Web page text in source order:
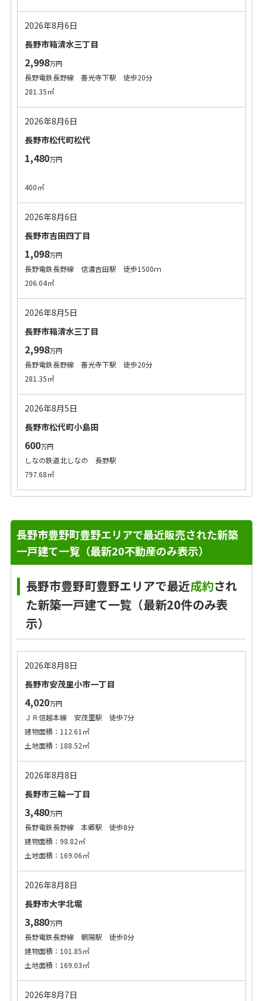
2026年8月6日
長野市箱清水三丁目
2,998万円
長野電鉄長野線 善光寺下駅 徒歩20分
281.35㎡
2026年8月6日
長野市松代町松代
1,480万円
400㎡
2026年8月6日
長野市吉田四丁目
1,098万円
長野電鉄長野線 信濃吉田駅 徒歩1500ｍ
206.04㎡
2026年8月5日
長野市箱清水三丁目
2,998万円
長野電鉄長野線 善光寺下駅 徒歩20分
281.35㎡
2026年8月5日
長野市松代町小島田
600万円
しなの鉄道北しなの 長野駅
797.68㎡
長野市豊野町豊野エリアで最近販売された新築
一戸建て一覧（最新20不動産のみ表示）
長野市豊野町豊野エリアで最近成約され
た新築一戸建て一覧（最新20件のみ表
示）
2026年8月8日
長野市安茂里小市一丁目
4,020万円
ＪＲ信越本線 安茂里駅 徒歩7分
建物面積：112.61㎡
土地面積：188.52㎡
2026年8月8日
長野市三輪一丁目
3,480万円
長野電鉄長野線 本郷駅 徒歩8分
建物面積：98.82㎡
土地面積：169.06㎡
2026年8月8日
長野市大字北堀
3,880万円
長野電鉄長野線 朝陽駅 徒歩8分
建物面積：101.85㎡
土地面積：169.03㎡
2026年8月7日